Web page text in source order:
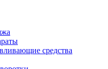
средства